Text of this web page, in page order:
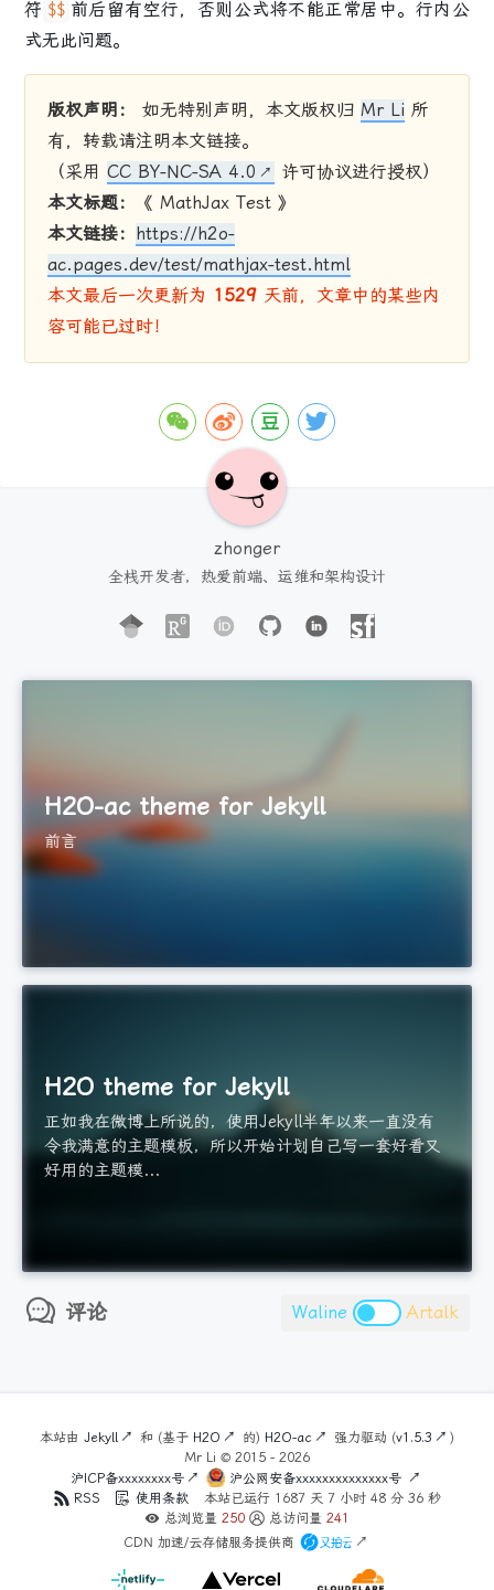
符 $$ 前后 留有空行，否则公式将不能正常居中。行内公
式无此问题。
版权声明： 如无特别声明，本文版权归Mr Li 所
有，转载请注明本文链接。
（采用CC BY-NC-SA 4.0
许可协议进行授权）
本文标题：
《 MathJax Test 》
本文链接： https://h2o-
ac.pages.dev/test/mathjax-test.html
本文最后一次更新为 1529 天前，文章中的某些内
容可能已过时！
zhonger
全栈开发者，热爱前端、运维和架构设计
H2O-ac theme for Jekyll
前言
H2O theme for Jekyll
正如我在微博上所说的，使用Jekyll半年以来一直没有
令我满意的主题模板，所以开始计划自己写一套好看又
好用的主题模...
评论 Waline Artalk
本站由 Jekyll 和 (基于 H2O 的) H2O-ac 强力驱动 (v1.5.3
)
Mr Li © 2015 - 2026
沪ICP备xxxxxxxx号
沪公网安备xxxxxxxxxxxxxx号
RSS
使用条款 本站已运行 1687天 7小时 48分 37秒
总浏览量 250 总访问量 241
CDN 加速/云存储服务提供商